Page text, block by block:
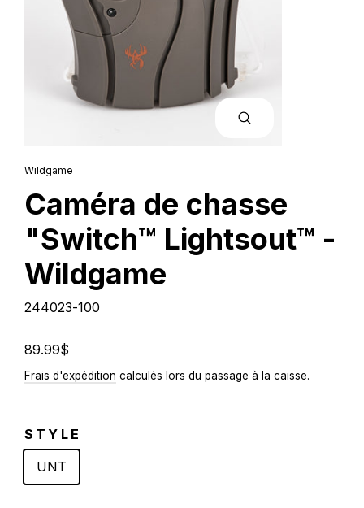
Wildgame
Caméra de chasse
"Switch™ Lightsout™ -
Wildgame
244023-100
Prix
régulier
89.99$
Frais d'expédition calculés lors du passage à la caisse.
STYLE
UNT